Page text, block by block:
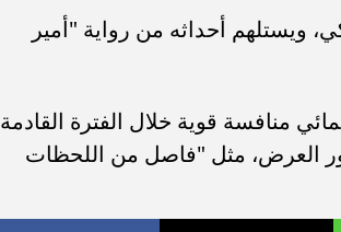
ويستلهم أحداثه من رواية "أمير
منافسة قوية خلال الفترة القادمة
العرض، مثل "فاصل من اللحظات